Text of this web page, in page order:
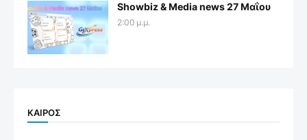
Showbiz & Media news 27 Μαΐου
2:00 μ.μ.
ΚΑΙΡΟΣ